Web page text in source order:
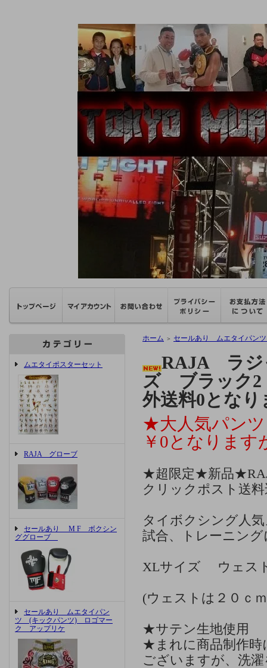
ムエタイポスターセット
RAJA グローブ
セールあり M F ボクシン
ググローブ
セールあり ムエタイパン
ツ (キックパンツ) ロゴマー
ク アップリケ
ホーム ＞ セールあり ムエタイパン
RAJA ラジ
ズ ブラック2
外送料0となり
★大人気パン
￥0となります
★超限定★新品
クリックポスト送
タイボクシング人
試合、トレーニング
XLサイズ ウェス
(ウェストは２０ｃ
★サテン生地使用
★まれに商品制作時
ございますが、洗